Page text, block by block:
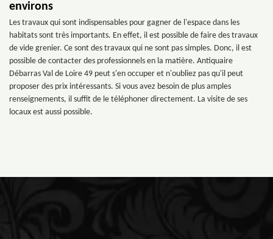
environs
Les travaux qui sont indispensables pour gagner de l'espace dans les
habitats sont très importants. En effet, il est possible de faire des travaux
de vide grenier. Ce sont des travaux qui ne sont pas simples. Donc, il est
possible de contacter des professionnels en la matière. Antiquaire
Débarras Val de Loire 49 peut s'en occuper et n'oubliez pas qu'il peut
proposer des prix intéressants. Si vous avez besoin de plus amples
renseignements, il suffit de le téléphoner directement. La visite de ses
locaux est aussi possible.